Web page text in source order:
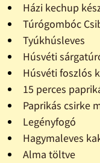
Házi kechup
Túrógombóc
Tyúkhúsleves
Húsvéti
Húsvéti foszlós
15 perces
Paprikás csirke
Legényfogó
Hagymaleves
Alma töltve